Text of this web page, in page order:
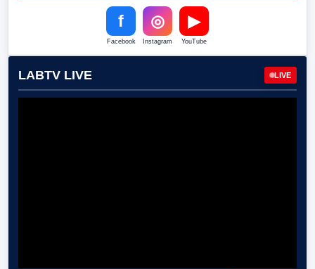
f
Facebook
◎
Instagram
▶
YouTube
LABTV LIVE LIVE